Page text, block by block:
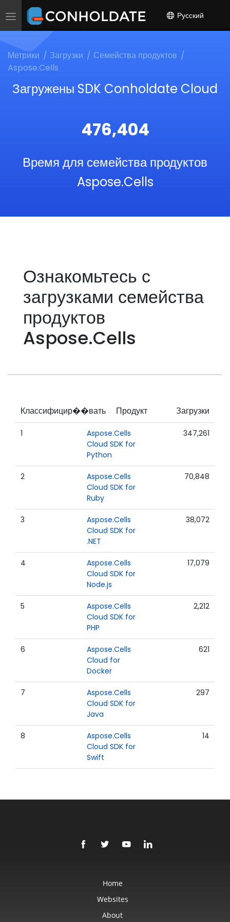
Toggle
Русский
Метрики Загрузки
Семейства продуктов
Aspose.Cells
Загружены SDK Conholdate Cloud
476,404
Время для семейства продуктов
Aspose.Cells
Ознакомьтесь с
загрузками семейства
продуктов
Aspose.Cells
Классифицир��вать Продукт Загрузки
1
Aspose.Cells
Cloud SDK for
Python
347,261
2
Aspose.Cells
Cloud SDK for
Ruby
70,848
3
Aspose.Cells
Cloud SDK for
.NET
38,072
4
Aspose.Cells
Cloud SDK for
Node.js
17,079
5
Aspose.Cells
Cloud SDK for
PHP
2,212
6
Aspose.Cells
Cloud for
Docker
621
7
Aspose.Cells
Cloud SDK for
Java
297
8
Aspose.Cells
Cloud SDK for
Swift
14
Home
Websites
About